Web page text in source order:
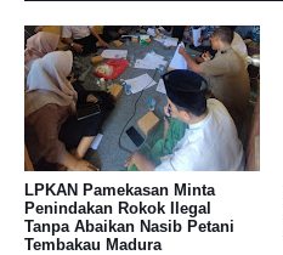
LPKAN Pamekasan Minta
Penindakan Rokok Ilegal
Tanpa Abaikan Nasib Petani
Tembakau Madura